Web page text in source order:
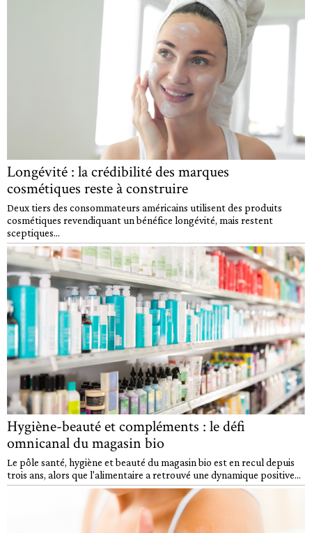
Longévité : la crédibilité des marques
cosmétiques reste à construire
Deux tiers des consommateurs américains utilisent des produits
cosmétiques revendiquant un bénéfice longévité, mais restent
sceptiques...
Hygiène-beauté et compléments : le défi
omnicanal du magasin bio
Le pôle santé, hygiène et beauté du magasin bio est en recul depuis
trois ans, alors que l'alimentaire a retrouvé une dynamique positive...